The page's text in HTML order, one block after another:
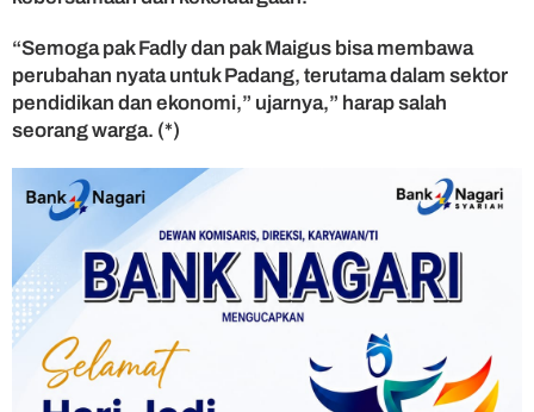
“Semoga pak Fadly dan pak Maigus bisa membawa
perubahan nyata untuk Padang, terutama dalam sektor
pendidikan dan ekonomi,” ujarnya,” harap salah
seorang warga. (*)